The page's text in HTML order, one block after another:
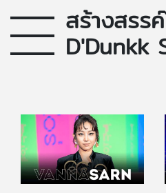
สร้างสรร
D'Dunkk